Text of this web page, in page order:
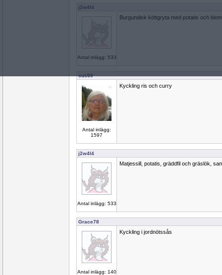
j2w4l4
Antal inlägg: 533
Burgundisk köttgryta med potatis och
sus50
Antal inlägg:
1597
Kyckling ris och curry
j2w4l4
Antal inlägg: 533
Matjessill, potatis, gräddfil och gräslök,
Grace78
Antal inlägg: 140
Kyckling i jordnötssås